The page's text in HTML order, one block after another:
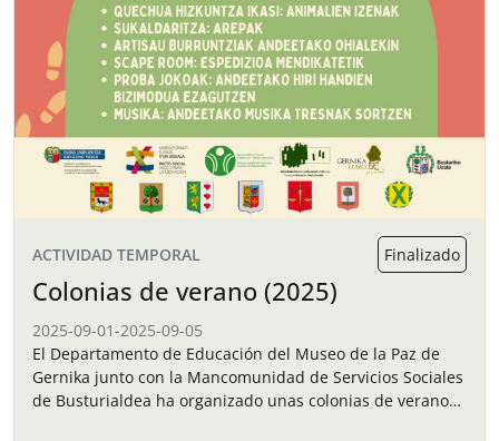
ACTIVIDAD TEMPORAL Finalizado
Colonias de verano (2025)
2025-09-01-2025-09-05
El Departamento de Educación del Museo de la Paz de
Gernika junto con la Mancomunidad de Servicios Sociales
de Busturialdea ha organizado unas colonias de verano